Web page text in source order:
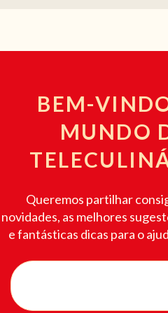
BEM-
MUNDO
Queremos partilhar
novidades, as melhores
e fantásticas dicas para o